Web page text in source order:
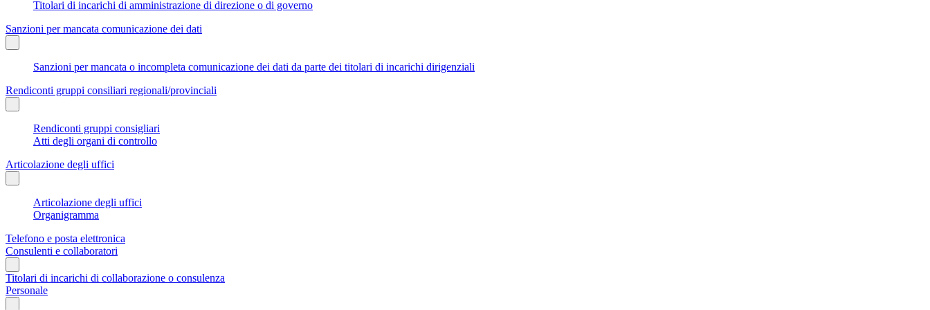
Titolari di incarichi di amministrazione di direzione o di governo
Sanzioni per mancata comunicazione dei dati
Sanzioni per mancata o incompleta comunicazione dei dati da parte dei titolari di incarichi dirigenziali
Rendiconti gruppi consiliari regionali/provinciali
Rendiconti gruppi consigliari
Atti degli organi di controllo
Articolazione degli uffici
Articolazione degli uffici
Organigramma
Telefono e posta elettronica
Consulenti e collaboratori
Titolari di incarichi di collaborazione o consulenza
Personale